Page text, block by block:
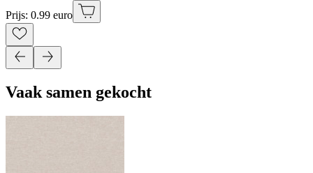
Prijs: 0.99 euro
Vaak samen gekocht